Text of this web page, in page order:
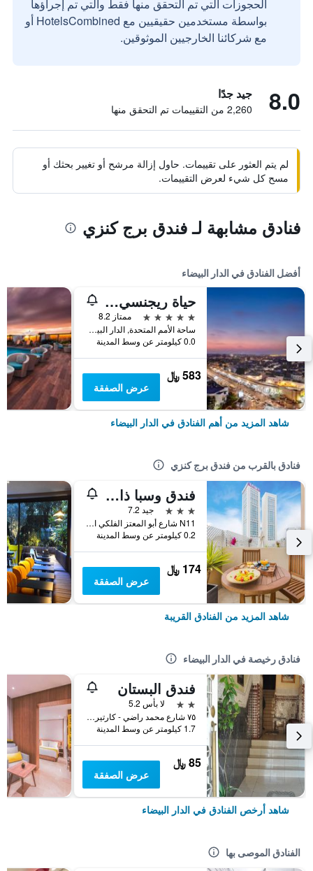
الحجوزات التي تم التحقق منها فقط والتي تم إجراؤها
بواسطة مستخدمين حقيقيين مع HotelsCombined أو
مع شركائنا الخارجيين الموثوقين.
8.0 جيد جدًا
2,260 من التقييمات تم التحقق منها
لم يتم العثور على تقييمات. حاول إزالة مرشح أو تغيير بحثك أو
مسح كل شيء لعرض التقييمات.
فنادق مشابهة لـ فندق برج كنزي
أفضل الفنادق في الدار البيضاء
حياة ريجنسي كازابلانكا
5 نجوم
ممتاز 8.2
ساحة الأمم المتحدة, الدار البيضاء, المغرب
0.0 كيلومتر عن وسط المدينة
583 ﷼
عرض الصفقة
شاهد المزيد من أهم الفنادق في الدار البيضاء
فنادق بالقرب من فندق برج كنزي
فندق وسبا ذا فورتين لاكشري الفاخر
3 نجوم
جيد 7.2
N11 شارع أبو المعتز الفلكي المعاريف, الدار البيضاء, المغرب
0.2 كيلومتر عن وسط المدينة
174 ﷼
عرض الصفقة
شاهد المزيد من الفنادق القريبة
فنادق رخيصة في الدار البيضاء
فندق البستان
2 نجمتين
لا بأس 5.2
٧٥ شارع محمد راضي - كارتير دو لا غير, الدار البيضاء, المغرب
1.7 كيلومتر عن وسط المدينة
85 ﷼
عرض الصفقة
شاهد أرخص الفنادق في الدار البيضاء
الفنادق الموصى بها